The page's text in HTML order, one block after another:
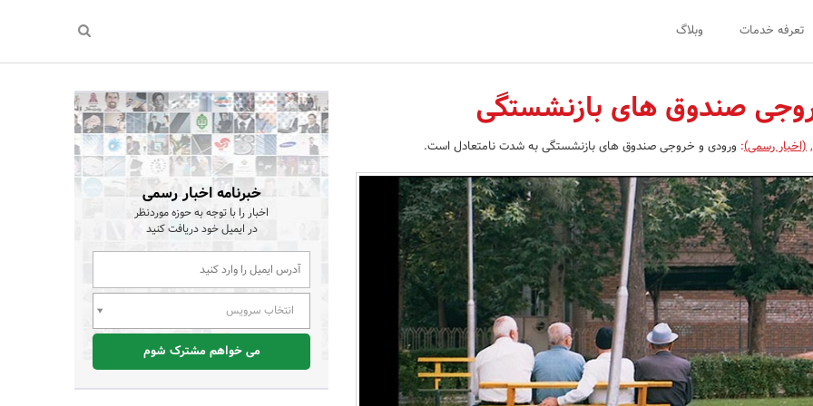
تعرفه خدمات وبلاگ
صندوق های بازنشستگی
,(اخبار رسمی): ورودی و خروجی صندوق های بازنشستگی به شدت نامتعادل است.
خبرنامه اخبار رسمی
اخبار را با توجه به حوزه موردنظر
در ایمیل خود دریافت کنید
انتخاب سرویس
می خواهم مشترک شوم